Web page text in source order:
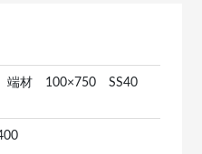
端材 100×750 SS40